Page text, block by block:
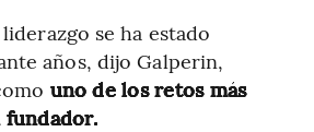
se ha estado
años, dijo Galperin,
uno de los retos más